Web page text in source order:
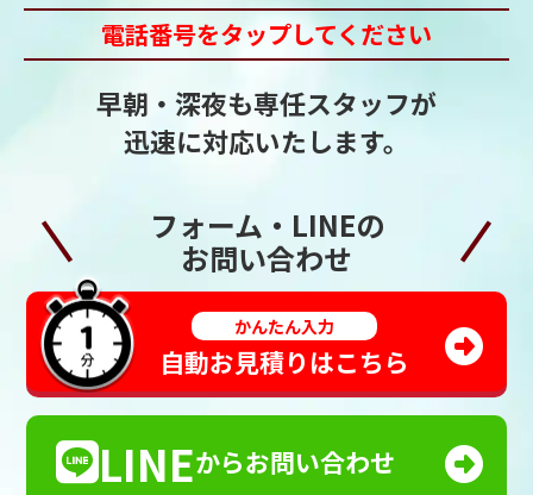
電話番号をタップしてください
早朝・深夜も専任スタッフが
迅速に対応いたします。
フォーム・LINEの
お問い合わせ
かんたん入力
自動お見積りはこちら
LINEからお問い合わせ